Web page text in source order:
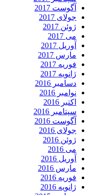
آگوست 2017
جولای 2017
ژوئن 2017
می 2017
آوریل 2017
مارس 2017
فوریه 2017
ژانویه 2017
دسامبر 2016
نوامبر 2016
اکتبر 2016
سپتامبر 2016
آگوست 2016
جولای 2016
ژوئن 2016
می 2016
آوریل 2016
مارس 2016
فوریه 2016
ژانویه 2016